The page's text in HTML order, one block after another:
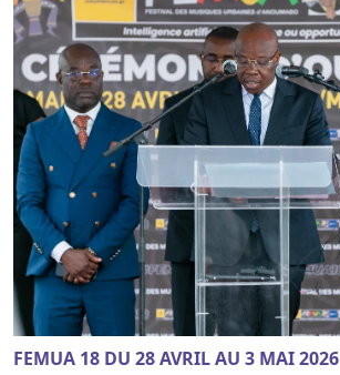
FEMUA 18 DU 28 AVRIL AU 3 MAI 2026